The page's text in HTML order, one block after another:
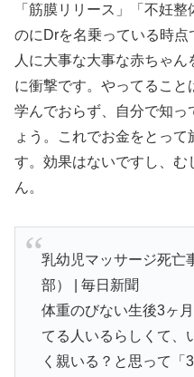
「筋膜リリース」「不妊
のにDrを名乗っている時
人に大事な大事な赤ちゃ
に衝撃です。やってること
学んでおらず、自分で知っ
ょう。これでお金をとっ
す。効果はないですし、
ん。
乳幼児マッサージ死亡
部） | 毎日新聞
体重のびない生後3ヶ
てる人いるらしくて、
く親いる？と思って